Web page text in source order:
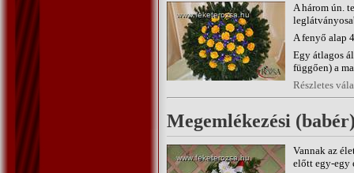
A három ún.
A fenyő alap
Egy átlagos
függően) a
Részletes
Megemlékezési
Vannak az
előtt egy-egy